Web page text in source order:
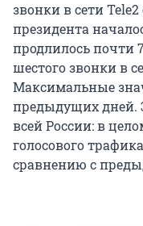
звонки в сети
президента
продлилось почти
шестого звонки в
Максимальные
предыдущих дней.
всей России: в
голосового
сравнению с